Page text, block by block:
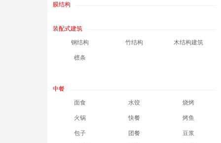
膜结构
装配式建筑
钢结构 竹结构 木结构建筑
檩条
中餐
面食 水饺 烧烤
火锅 快餐 烤鱼
包子 团餐 豆浆